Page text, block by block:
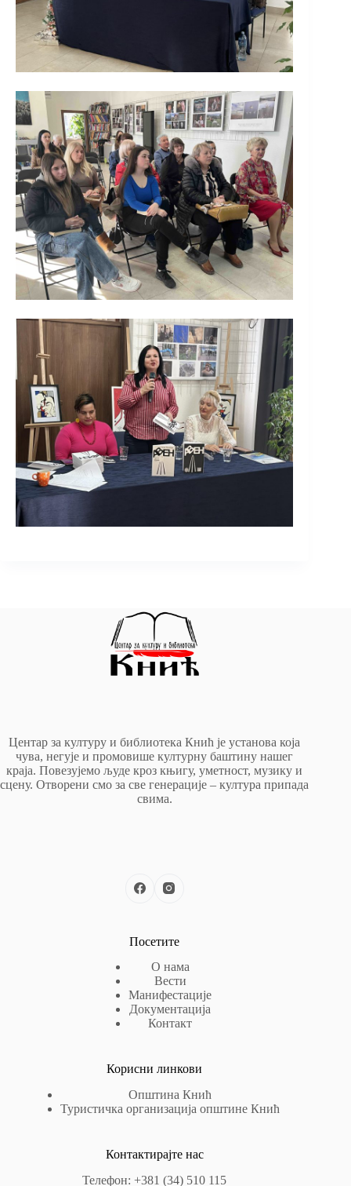
Центар за културу и библиотека Кнић је установа која
чува, негује и промовише културну баштину нашег
краја. Повезујемо људе кроз књигу, уметност, музику и
сцену. Отворени смо за све генерације – култура припада
свима.
Посетите
О нама
Вести
Манифестације
Документација
Контакт
Корисни линкови
Општина Кнић
Туристичка организација општине Кнић
Контактирајте нас
Телефон: +381 (34) 510 115